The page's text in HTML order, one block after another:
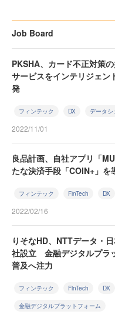
Job Board
PKSHA、カード不正対策
サービスをインテリジェン
発
フィンテック DX データシ
2022/11/01
良品計画、自社アプリ「
たな決済手段「COIN+」を
フィンテック FinTech DX
2022/02/16
りそなHD、NTTデータ・
社設立 金融デジタルプラ
普及へ注力
フィンテック FinTech DX
金融デジタルプラットフォーム